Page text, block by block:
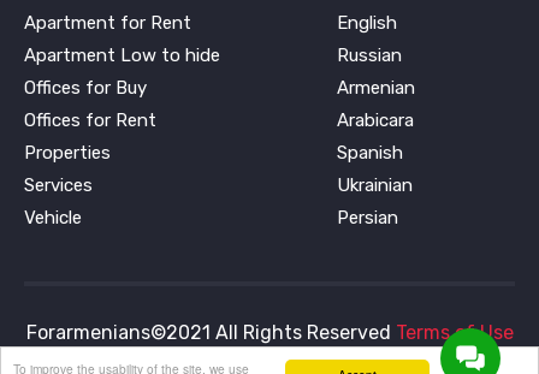
Apartment for Rent
Apartment Low to hide
Offices for Buy
Offices for Rent
Properties
Services
Vehicle
English
Russian
Armenian
Arabicara
Spanish
Ukrainian
Persian
Forarmenians©2021 All Rights Reserved Terms of Use
To improve the usability of the site, we use